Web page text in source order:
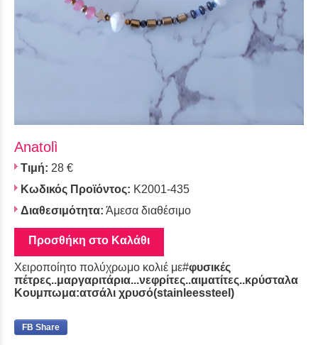
Anatolì
Τιμή: 28 €
Κωδικός Προϊόντος: K2001-435
Διαθεσιμότητα: Άμεσα διαθέσιμο
Προσθήκη στο Καλάθι
Χειροποίητο πολύχρωμο κολιέ με#φυσικές
πέτρες..μαργαριτάρια...νεφρίτες..αιματίτες..κρύσταλα
Κουμπωμα:ατσάλι χρυσό(stainleessteel)
FB Share